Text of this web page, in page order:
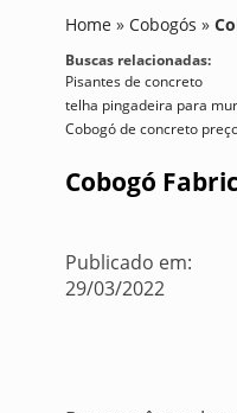
Home » Cobogós »
Buscas relacionadas:
Pisantes de concreto
telha pingadeira para
Cobogó de concreto
Cobogó
Publicado em:
29/03/2022